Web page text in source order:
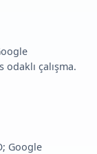
odaklı çalışma.
Google